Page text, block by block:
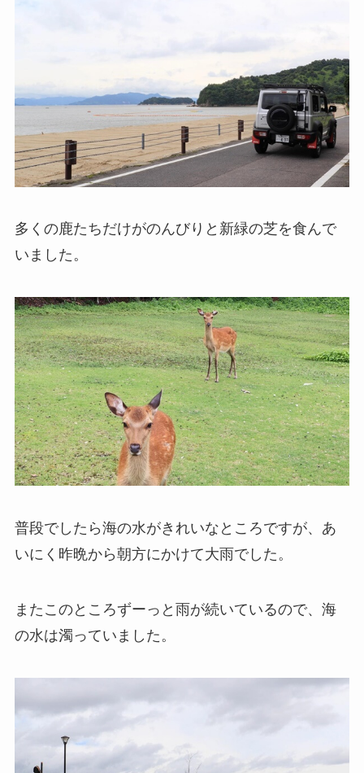
多くの鹿たちだけがのんびりと新緑の芝を食んで
いました。
普段でしたら海の水がきれいなところですが、あ
いにく昨晩から朝方にかけて大雨でした。
またこのところずーっと雨が続いているので、海
の水は濁っていました。